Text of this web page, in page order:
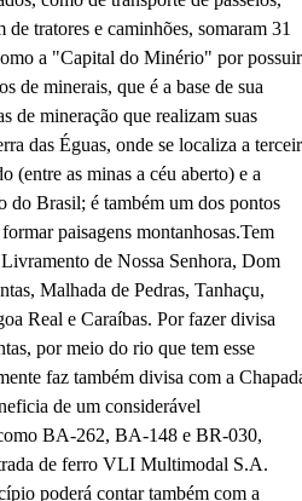
tratores e caminhões, somaram 31
a "Capital do Minério" por possuir
de minerais, que é a base de sua
de mineração que realizam suas
das Éguas, onde se localiza a
(entre as minas a céu aberto) e a
do Brasil; é também um dos pontos
paisagens montanhosas.Tem
de Nossa Senhora, Dom
Malhada de Pedras, Tanhaçu,
Real e Caraíbas. Por fazer divisa
por meio do rio que tem esse
faz também divisa com a
de um considerável
BA-262, BA-148 e BR-030,
de ferro VLI Multimodal S.A.
poderá contar também com a